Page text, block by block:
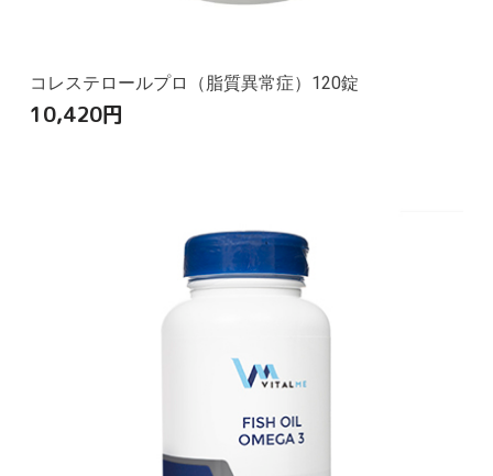
コレステロールプロ（脂質異常症）120錠
10,420円